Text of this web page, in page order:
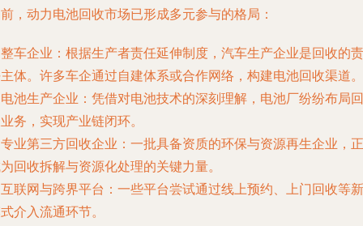
，动力电池回收市场已形成多元参与的格局：
整车企业 ：根据生产者责任延伸制度，汽车生产企业是回收的责
体。许多车企通过自建体系或合作网络，构建电池回收渠道。
电池生产企业 ：凭借对电池技术的深刻理解，电池厂纷纷布局回
务，实现产业链闭环。
专业第三方回收企业 ：一批具备资质的环保与资源再生企业，正
回收拆解与资源化处理的关键力量。
互联网与跨界平台 ：一些平台尝试通过线上预约、上门回收等新
介入流通环节。